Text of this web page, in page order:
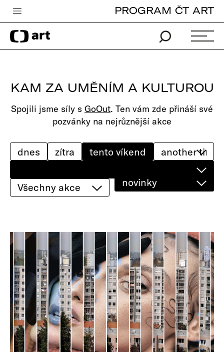
Česká televize
Zpravodajství
iVysílání
TV program
edu
PROGRAM ČT ART
KAM ZA UMĚNÍM A KULTUROU
Spojili jsme síly s GoOut. Ten vám zde přináší své
pozvánky na nejrůznější akce
Všechny akce
dnes zítra tento víkend
novinky